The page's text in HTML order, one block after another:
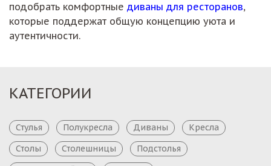
подобрать комфортные диваны для ресторанов,
которые поддержат общую концепцию уюта и
аутентичности.
КАТЕГОРИИ
Стулья Полукресла Диваны
Кресла
Столы
Столешницы
Подстолья